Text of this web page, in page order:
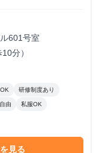
601号室
分）
研修制度あり
由 私服OK
見る